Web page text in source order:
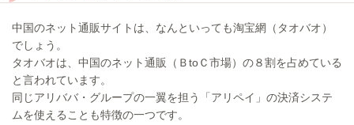
中国のネット通販サイトは、なんといっても淘宝網（タオバオ）
でしょう。
タオバオは、中国のネット通販（ＢtoＣ市場）の８割を占めている
と言われています。
同じアリババ・グループの一翼を担う「アリペイ」の決済システ
ムを使えることも特徴の一つです。